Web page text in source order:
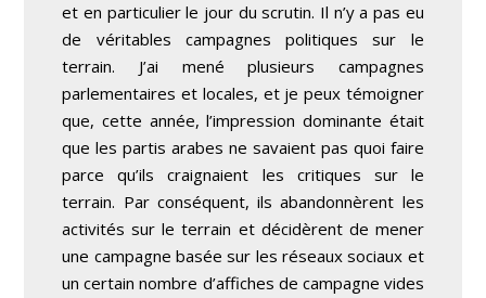
et en particulier le jour du scrutin. Il n’y a pas eu
de véritables campagnes politiques sur le
terrain. J’ai mené plusieurs campagnes
parlementaires et locales, et je peux témoigner
que, cette année, l’impression dominante était
que les partis arabes ne savaient pas quoi faire
parce qu’ils craignaient les critiques sur le
terrain. Par conséquent, ils abandonnèrent les
activités sur le terrain et décidèrent de mener
une campagne basée sur les réseaux sociaux et
un certain nombre d’affiches de campagne vides